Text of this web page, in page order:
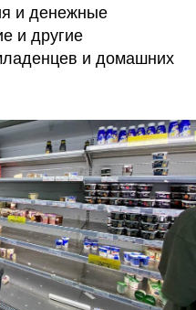
и денежные
и другие
и домашних